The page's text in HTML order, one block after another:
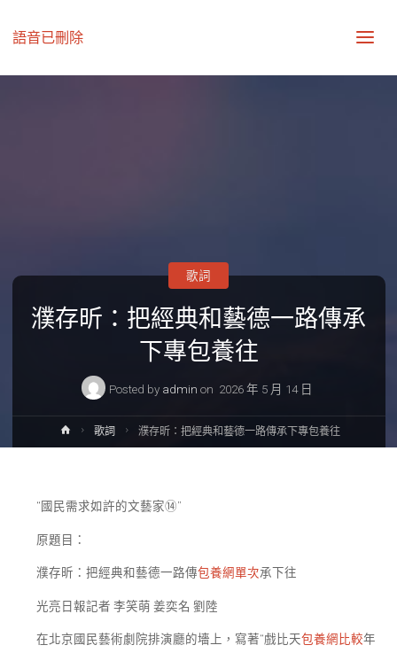
語音已刪除
濮存昕：把經典和藝德一路傳承
下專包養往
Posted by admin on 2026 年 5 月 14 日
歌詞
Home歌詞 濮存昕：把經典和藝德一路傳承下專包養往
“國民需求如許的文藝家⑭”
原題目：
濮存昕：把經典和藝德一路傳包養網單次承下往
光亮日報記者 李笑萌 姜奕名 劉陸
在北京國民藝術劇院排演廳的墻上，寫著“戲比天包養網比較年